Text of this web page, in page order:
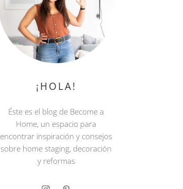
¡HOLA!
Éste es el blog de Become a
Home, un espacio para
encontrar inspiración y consejos
sobre home staging, decoración
y reformas